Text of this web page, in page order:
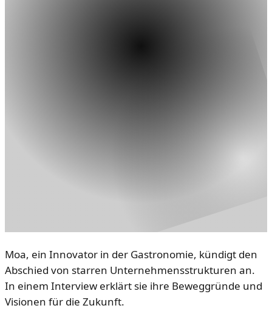
Moa, ein Innovator in der Gastronomie, kündigt den
Abschied von starren Unternehmensstrukturen an.
In einem Interview erklärt sie ihre Beweggründe und
Visionen für die Zukunft.